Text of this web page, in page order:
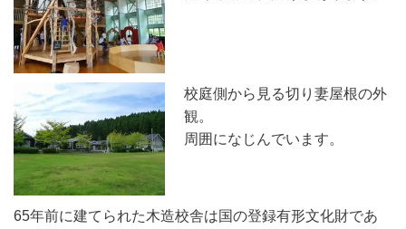
校庭側から見る切り妻屋根の外
観。
周囲になじんでいます。
65年前に建てられた木造校舎は国の登録有形文化財であ